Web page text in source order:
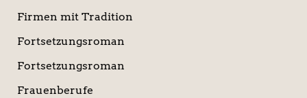
Firmen mit Tradition
Fortsetzungsroman
Fortsetzungsroman
Frauenberufe